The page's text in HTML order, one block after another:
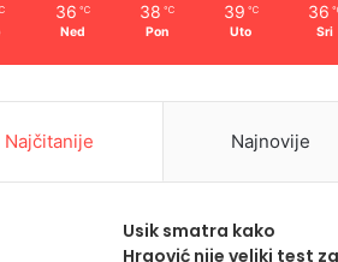
36 ℃
Ned
38 ℃
Pon
39 ℃
Uto
36
Sri
Najčitanije Najnovije
Usik smatra kako
Hrgović nije veliki test za